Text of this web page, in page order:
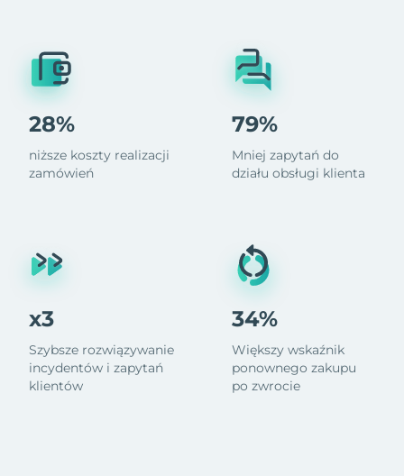
28%
niższe koszty realizacji
zamówień
x3
Szybsze rozwiązywanie
incydentów i zapytań
klientów
79%
Mniej zapytań do
działu obsługi klienta
34%
Większy wskaźnik
ponownego zakupu
po zwrocie